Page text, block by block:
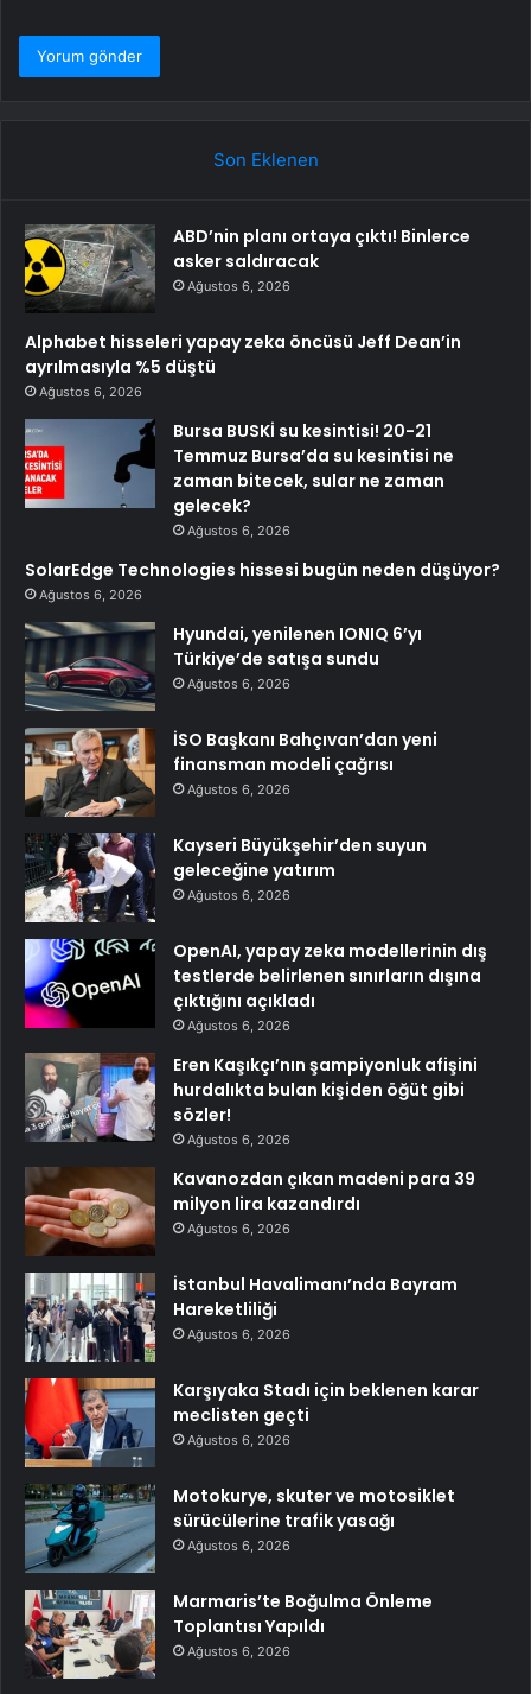
Son Eklenen
ABD’nin planı ortaya çıktı! Binlerce
asker saldıracak
Ağustos 6, 2026
Alphabet hisseleri yapay zeka öncüsü Jeff Dean’in
ayrılmasıyla %5 düştü
Ağustos 6, 2026
Bursa BUSKİ su kesintisi! 20-21
Temmuz Bursa’da su kesintisi ne
zaman bitecek, sular ne zaman
gelecek?
Ağustos 6, 2026
SolarEdge Technologies hissesi bugün neden düşüyor?
Ağustos 6, 2026
Hyundai, yenilenen IONIQ 6’yı
Türkiye’de satışa sundu
Ağustos 6, 2026
İSO Başkanı Bahçıvan’dan yeni
finansman modeli çağrısı
Ağustos 6, 2026
Kayseri Büyükşehir’den suyun
geleceğine yatırım
Ağustos 6, 2026
OpenAI, yapay zeka modellerinin dış
testlerde belirlenen sınırların dışına
çıktığını açıkladı
Ağustos 6, 2026
Eren Kaşıkçı’nın şampiyonluk afişini
hurdalıkta bulan kişiden öğüt gibi
sözler!
Ağustos 6, 2026
Kavanozdan çıkan madeni para 39
milyon lira kazandırdı
Ağustos 6, 2026
İstanbul Havalimanı’nda Bayram
Hareketliliği
Ağustos 6, 2026
Karşıyaka Stadı için beklenen karar
meclisten geçti
Ağustos 6, 2026
Motokurye, skuter ve motosiklet
sürücülerine trafik yasağı
Ağustos 6, 2026
Marmaris’te Boğulma Önleme
Toplantısı Yapıldı
Ağustos 6, 2026